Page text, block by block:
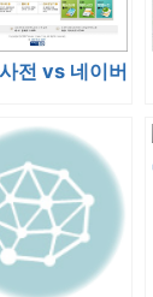
전 vs 네이버